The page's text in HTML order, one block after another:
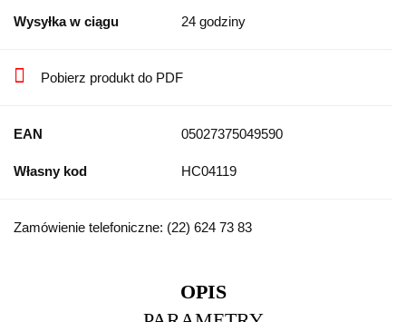
Wysyłka w ciągu 24 godziny
Pobierz produkt do PDF
EAN 05027375049590
Własny kod HC04119
Zamówienie telefoniczne: (22) 624 73 83
OPIS